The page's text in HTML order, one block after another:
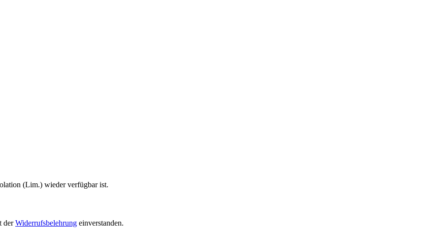
(Lim.) wieder verfügbar ist.
derWiderrufsbelehrung einverstanden.